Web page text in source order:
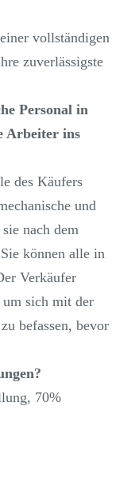
vollständigen
zuverlässigste
Personal in
Arbeiter ins
des Käufers
und
nach dem
können alle in
Verkäufer
sich mit der
befassen, bevor
70%